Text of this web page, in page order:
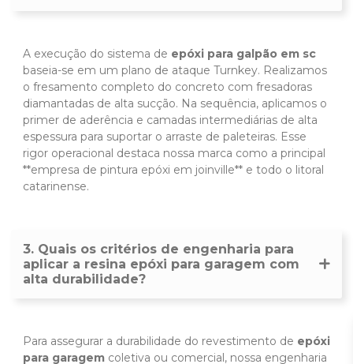
A execução do sistema de epóxi para galpão em sc
baseia-se em um plano de ataque Turnkey. Realizamos
o fresamento completo do concreto com fresadoras
diamantadas de alta sucção. Na sequência, aplicamos o
primer de aderência e camadas intermediárias de alta
espessura para suportar o arraste de paleteiras. Esse
rigor operacional destaca nossa marca como a principal
**empresa de pintura epóxi em joinville** e todo o litoral
catarinense.
3. Quais os critérios de engenharia para
aplicar a resina epóxi para garagem com
alta durabilidade?
Para assegurar a durabilidade do revestimento de epóxi
para garagem coletiva ou comercial, nossa engenharia